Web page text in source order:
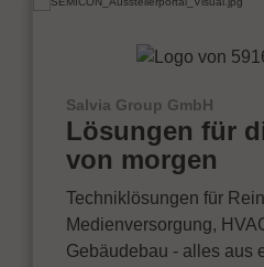
Salvia Group GmbH
Lösungen für
von morgen
Techniklösungen für
Medienversorgung,
Gebäudebau - alles aus